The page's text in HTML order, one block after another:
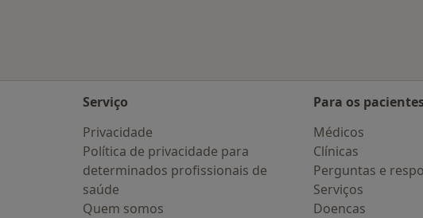
Serviço
Privacidade
Política de privacidade para
determinados profissionais de
saúde
Quem somos
Para os
Médicos
Clínicas
Perguntas e
Serviços
Doencas